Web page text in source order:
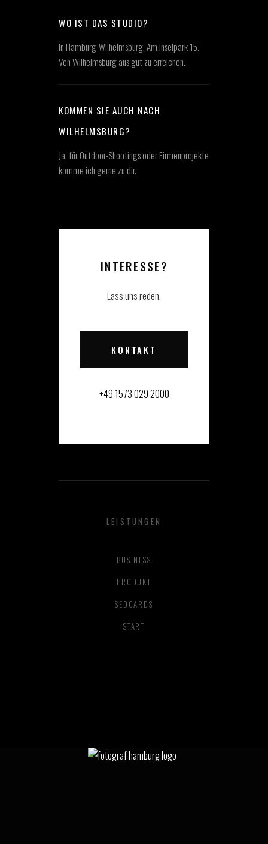
WO IST DAS STUDIO?
In Hamburg-Wilhelmsburg, Am Inselpark 15.
Von Wilhelmsburg aus gut zu erreichen.
KOMMEN SIE AUCH NACH
WILHELMSBURG?
Ja, für Outdoor-Shootings oder Firmenprojekte
komme ich gerne zu dir.
INTERESSE?
Lass uns reden.
KONTAKT
+49 1573 029 2000
LEISTUNGEN
BUSINESS
PRODUKT
SEDCARDS
START